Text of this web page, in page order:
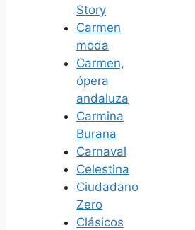
Story
Carmen
moda
Carmen,
ópera
andaluza
Carmina
Burana
Carnaval
Celestina
Ciudadano
Zero
Clásicos